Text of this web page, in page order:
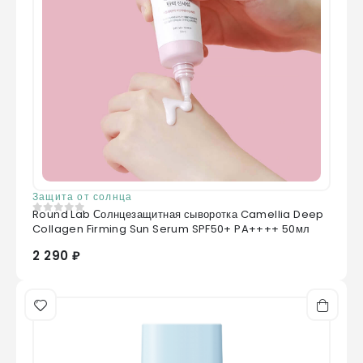
Защита от солнца
0 из 5
Round Lab Солнцезащитная сыворотка Camellia Deep
Collagen Firming Sun Serum SPF50+ PA++++ 50мл
2 290 ₽